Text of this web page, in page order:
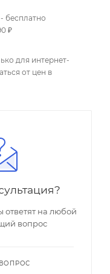
бесплатно
₽
для интернет-
от цен в
на любой
вопрос